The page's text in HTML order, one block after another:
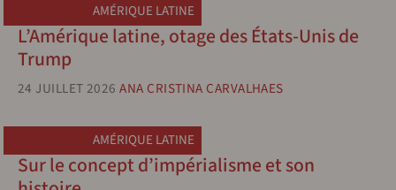
AMÉRIQUE LATINE
L’Amérique latine, otage des États-Unis de
Trump
24 JUILLET 2026 ANA CRISTINA CARVALHAES
AMÉRIQUE LATINE
Sur le concept d’impérialisme et son